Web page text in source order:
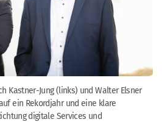
Kastner-Jung (links) und Walter Elsner
ein Rekordjahr und eine klare
digitale Services und